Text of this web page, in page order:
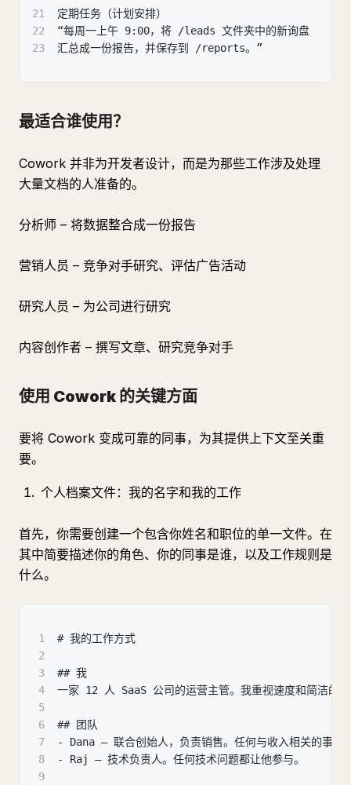
21
定期任务（计划安排）
22
“每周一上午 9:00，将 /leads 文件夹中的新询盘
23
汇总成一份报告，并保存到 /reports。”
最适合谁使用？
Cowork 并非为开发者设计，而是为那些工作涉及处理
大量文档的人准备的。
分析师 – 将数据整合成一份报告
营销人员 – 竞争对手研究、评估广告活动
研究人员 – 为公司进行研究
内容创作者 – 撰写文章、研究竞争对手
使用 Cowork 的关键方面
要将 Cowork 变成可靠的同事，为其提供上下文至关重
要。
个人档案文件：我的名字和我的工作
首先，你需要创建一个包含你姓名和职位的单一文件。在
其中简要描述你的角色、你的同事是谁，以及工作规则是
什么。
1
# 我的工作方式
2
3
## 我
4
一家 12 人 SaaS 公司的运营主管。我重视速度和简洁的
5
6
## 团队
7
- Dana — 联合创始人，负责销售。任何与收入相关的事情
8
- Raj — 技术负责人。任何技术问题都让他参与。
9